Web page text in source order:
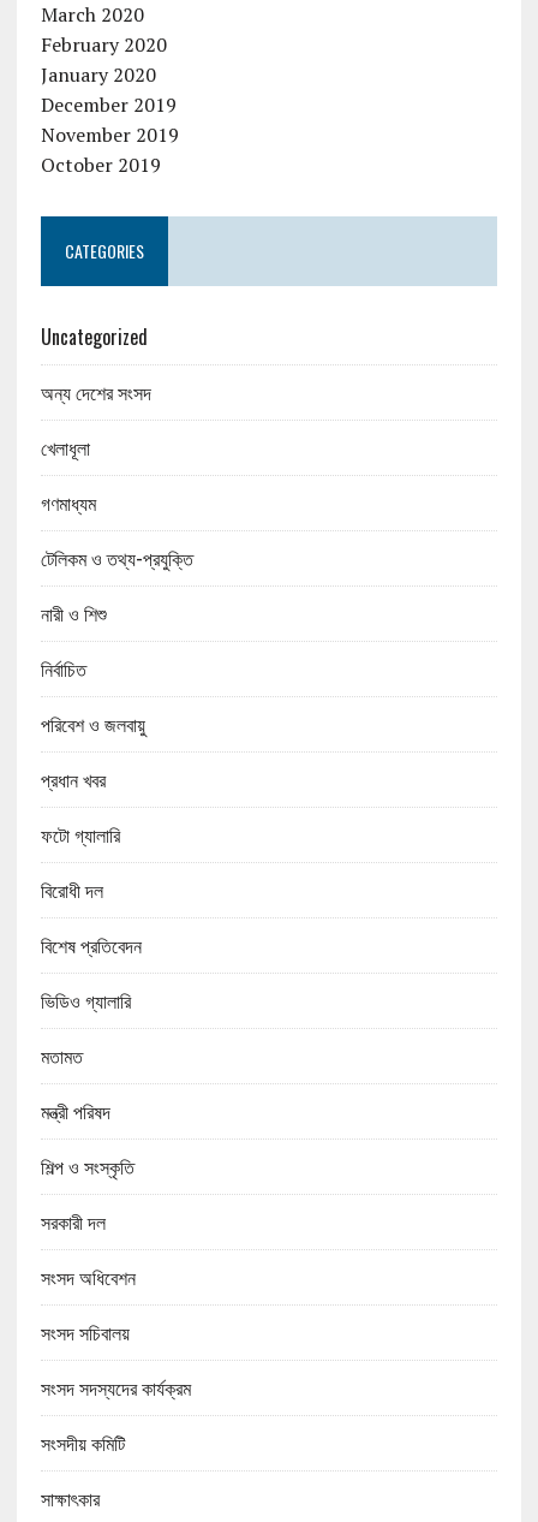
March 2020
February 2020
January 2020
December 2019
November 2019
October 2019
CATEGORIES
Uncategorized
অন্য দেশের সংসদ
খেলাধূলা
গণমাধ্যম
টেলিকম ও তথ্য-প্রযুক্তি
নারী ও শিশু
নির্বাচিত
পরিবেশ ও জলবায়ু
প্রধান খবর
ফটো গ্যালারি
বিরোধী দল
বিশেষ প্রতিবেদন
ভিডিও গ্যালারি
মতামত
মন্ত্রী পরিষদ
শিল্প ও সংস্কৃতি
সরকারী দল
সংসদ অধিবেশন
সংসদ সচিবালয়
সংসদ সদস্যদের কার্যক্রম
সংসদীয় কমিটি
সাক্ষাৎকার